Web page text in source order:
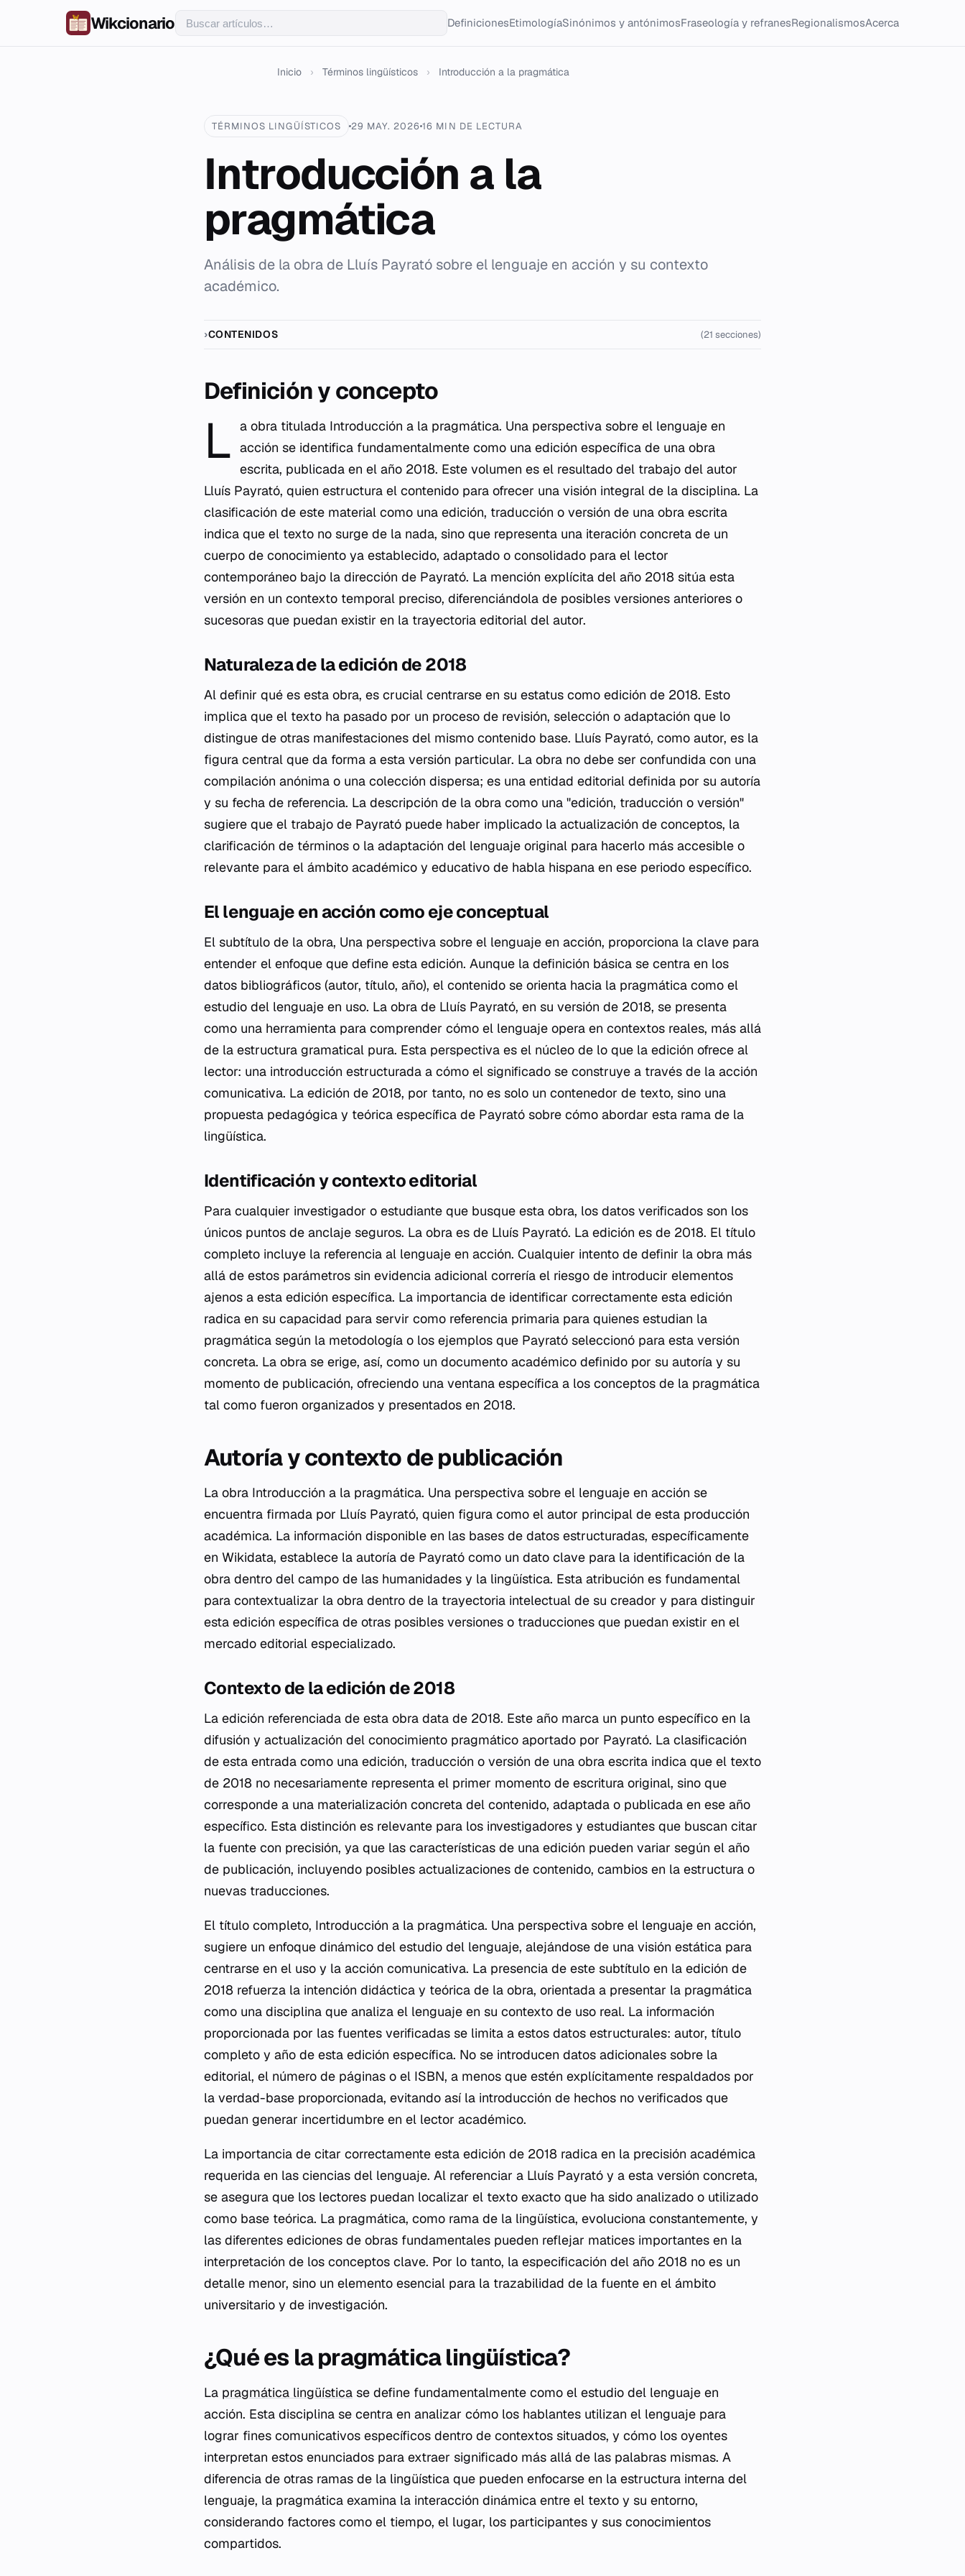
Wikcionario DefinicionesEtimologíaSinónimos y antónimosFraseología y refranesRegionalismosAcerca
Inicio › Términos lingüísticos › Introducción a la pragmática
TÉRMINOS LINGÜÍSTICOS 29 MAY. 202616 MIN DE LECTURA
Introducción a la
pragmática
Análisis de la obra de Lluís Payrató sobre el lenguaje en acción y su contexto
académico.
CONTENIDOS (21 secciones)
Definición y concepto
L a obra titulada Introducción a la pragmática. Una perspectiva sobre el lenguaje en
acción se identifica fundamentalmente como una edición específica de una obra
escrita, publicada en el año 2018. Este volumen es el resultado del trabajo del autor
Lluís Payrató, quien estructura el contenido para ofrecer una visión integral de la disciplina. La
clasificación de este material como una edición, traducción o versión de una obra escrita
indica que el texto no surge de la nada, sino que representa una iteración concreta de un
cuerpo de conocimiento ya establecido, adaptado o consolidado para el lector
contemporáneo bajo la dirección de Payrató. La mención explícita del año 2018 sitúa esta
versión en un contexto temporal preciso, diferenciándola de posibles versiones anteriores o
sucesoras que puedan existir en la trayectoria editorial del autor.
Naturaleza de la edición de 2018
Al definir qué es esta obra, es crucial centrarse en su estatus como edición de 2018. Esto
implica que el texto ha pasado por un proceso de revisión, selección o adaptación que lo
distingue de otras manifestaciones del mismo contenido base. Lluís Payrató, como autor, es la
figura central que da forma a esta versión particular. La obra no debe ser confundida con una
compilación anónima o una colección dispersa; es una entidad editorial definida por su autoría
y su fecha de referencia. La descripción de la obra como una "edición, traducción o versión"
sugiere que el trabajo de Payrató puede haber implicado la actualización de conceptos, la
clarificación de términos o la adaptación del lenguaje original para hacerlo más accesible o
relevante para el ámbito académico y educativo de habla hispana en ese periodo específico.
El lenguaje en acción como eje conceptual
El subtítulo de la obra, Una perspectiva sobre el lenguaje en acción, proporciona la clave para
entender el enfoque que define esta edición. Aunque la definición básica se centra en los
datos bibliográficos (autor, título, año), el contenido se orienta hacia la pragmática como el
estudio del lenguaje en uso. La obra de Lluís Payrató, en su versión de 2018, se presenta
como una herramienta para comprender cómo el lenguaje opera en contextos reales, más allá
de la estructura gramatical pura. Esta perspectiva es el núcleo de lo que la edición ofrece al
lector: una introducción estructurada a cómo el significado se construye a través de la acción
comunicativa. La edición de 2018, por tanto, no es solo un contenedor de texto, sino una
propuesta pedagógica y teórica específica de Payrató sobre cómo abordar esta rama de la
lingüística.
Identificación y contexto editorial
Para cualquier investigador o estudiante que busque esta obra, los datos verificados son los
únicos puntos de anclaje seguros. La obra es de Lluís Payrató. La edición es de 2018. El título
completo incluye la referencia al lenguaje en acción. Cualquier intento de definir la obra más
allá de estos parámetros sin evidencia adicional correría el riesgo de introducir elementos
ajenos a esta edición específica. La importancia de identificar correctamente esta edición
radica en su capacidad para servir como referencia primaria para quienes estudian la
pragmática según la metodología o los ejemplos que Payrató seleccionó para esta versión
concreta. La obra se erige, así, como un documento académico definido por su autoría y su
momento de publicación, ofreciendo una ventana específica a los conceptos de la pragmática
tal como fueron organizados y presentados en 2018.
Autoría y contexto de publicación
La obra Introducción a la pragmática. Una perspectiva sobre el lenguaje en acción se
encuentra firmada por Lluís Payrató, quien figura como el autor principal de esta producción
académica. La información disponible en las bases de datos estructuradas, específicamente
en Wikidata, establece la autoría de Payrató como un dato clave para la identificación de la
obra dentro del campo de las humanidades y la lingüística. Esta atribución es fundamental
para contextualizar la obra dentro de la trayectoria intelectual de su creador y para distinguir
esta edición específica de otras posibles versiones o traducciones que puedan existir en el
mercado editorial especializado.
Contexto de la edición de 2018
La edición referenciada de esta obra data de 2018. Este año marca un punto específico en la
difusión y actualización del conocimiento pragmático aportado por Payrató. La clasificación
de esta entrada como una edición, traducción o versión de una obra escrita indica que el texto
de 2018 no necesariamente representa el primer momento de escritura original, sino que
corresponde a una materialización concreta del contenido, adaptada o publicada en ese año
específico. Esta distinción es relevante para los investigadores y estudiantes que buscan citar
la fuente con precisión, ya que las características de una edición pueden variar según el año
de publicación, incluyendo posibles actualizaciones de contenido, cambios en la estructura o
nuevas traducciones.
El título completo, Introducción a la pragmática. Una perspectiva sobre el lenguaje en acción,
sugiere un enfoque dinámico del estudio del lenguaje, alejándose de una visión estática para
centrarse en el uso y la acción comunicativa. La presencia de este subtítulo en la edición de
2018 refuerza la intención didáctica y teórica de la obra, orientada a presentar la pragmática
como una disciplina que analiza el lenguaje en su contexto de uso real. La información
proporcionada por las fuentes verificadas se limita a estos datos estructurales: autor, título
completo y año de esta edición específica. No se introducen datos adicionales sobre la
editorial, el número de páginas o el ISBN, a menos que estén explícitamente respaldados por
la verdad-base proporcionada, evitando así la introducción de hechos no verificados que
puedan generar incertidumbre en el lector académico.
La importancia de citar correctamente esta edición de 2018 radica en la precisión académica
requerida en las ciencias del lenguaje. Al referenciar a Lluís Payrató y a esta versión concreta,
se asegura que los lectores puedan localizar el texto exacto que ha sido analizado o utilizado
como base teórica. La pragmática, como rama de la lingüística, evoluciona constantemente, y
las diferentes ediciones de obras fundamentales pueden reflejar matices importantes en la
interpretación de los conceptos clave. Por lo tanto, la especificación del año 2018 no es un
detalle menor, sino un elemento esencial para la trazabilidad de la fuente en el ámbito
universitario y de investigación.
¿Qué es la pragmática lingüística?
La pragmática lingüística se define fundamentalmente como el estudio del lenguaje en
acción. Esta disciplina se centra en analizar cómo los hablantes utilizan el lenguaje para
lograr fines comunicativos específicos dentro de contextos situados, y cómo los oyentes
interpretan estos enunciados para extraer significado más allá de las palabras mismas. A
diferencia de otras ramas de la lingüística que pueden enfocarse en la estructura interna del
lenguaje, la pragmática examina la interacción dinámica entre el texto y su entorno,
considerando factores como el tiempo, el lugar, los participantes y sus conocimientos
compartidos.